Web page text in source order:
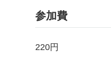
参加費
220円